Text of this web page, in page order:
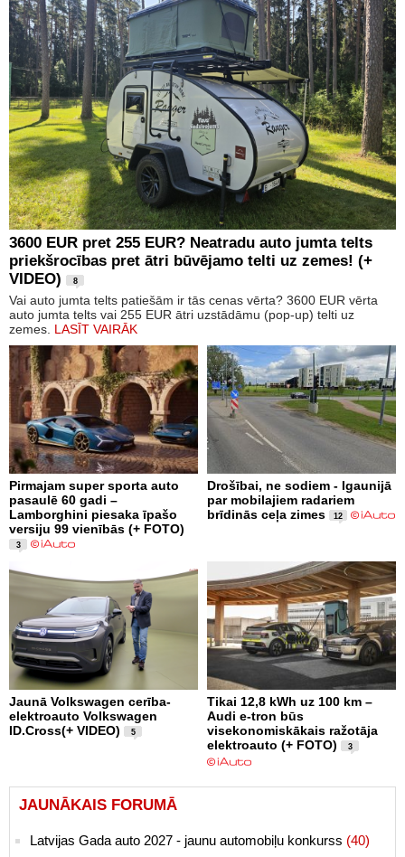
3600 EUR pret 255 EUR? Neatradu auto jumta telts
priekšrocības pret ātri būvējamo telti uz zemes! (+
VIDEO)
8
Vai auto jumta telts patiešām ir tās cenas vērta? 3600 EUR vērta
auto jumta telts vai 255 EUR ātri uzstādāmu (pop-up) telti uz
zemes. LASĪT VAIRĀK
Pirmajam super sporta auto
pasaulē 60 gadi –
Lamborghini piesaka īpašo
versiju 99 vienībās (+ FOTO)
3
Drošībai, ne sodiem - Igaunijā
par mobilajiem radariem
brīdinās ceļa zimes
12
Jaunā Volkswagen cerība-
elektroauto Volkswagen
ID.Cross(+ VIDEO)
5
Tikai 12,8 kWh uz 100 km –
Audi e-tron būs
visekonomiskākais ražotāja
elektroauto (+ FOTO)
3
JAUNĀKAIS FORUMĀ
Latvijas Gada auto 2027 - jaunu automobiļu konkurss (40)